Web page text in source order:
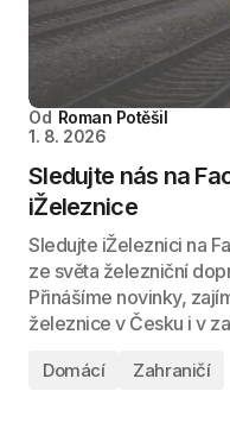
Od Roman Potěšil
1. 8. 2026
Sledujte nás na
iŽeleznice
Sledujte iŽeleznici na
ze světa železniční
Přinášíme novinky,
železnice v Česku i v
Domácí Zahraničí